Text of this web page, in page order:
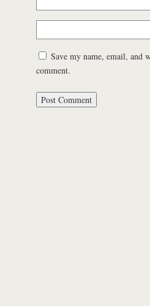
Save my name, email, and
comment.